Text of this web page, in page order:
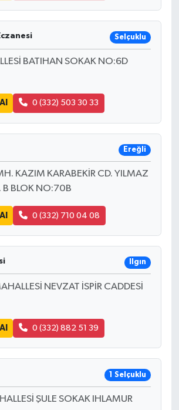
Selçuklu
BATIHAN SOKAK NO:6D
0 (332) 503 30 33
Ereğli
KAZIM KARABEKİR CD. YILMAZ
B BLOK NO:70B
0 (332) 710 04 08
Ilgın
NEVZAT İSPİR CADDESİ
0 (332) 882 51 39
1 Selçuklu
ŞULE SOKAK IHLAMUR